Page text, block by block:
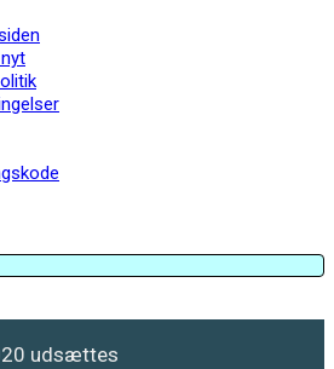
udsættes